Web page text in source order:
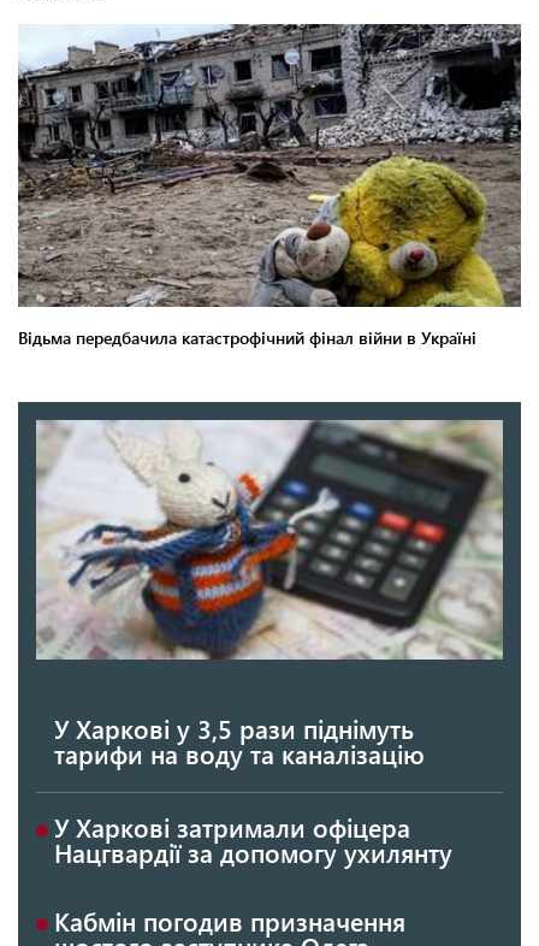
У Харкові у 3,5 рази піднімуть
тарифи на воду та каналізацію
У Харкові затримали офіцера
Нацгвардії за допомогу ухилянту
Кабмін погодив призначення